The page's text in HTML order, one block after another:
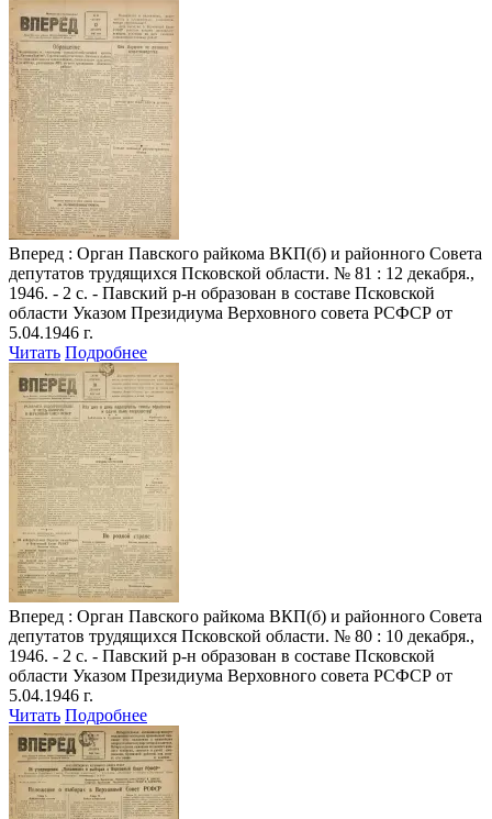
Вперед : Орган Павского райкома ВКП(б) и районного Совета
депутатов трудящихся Псковской области. № 81 : 12 декабря.,
1946. - 2 с. - Павский р-н образован в составе Псковской
области Указом Президиума Верховного совета РСФСР от
5.04.1946 г.
Читать Подробнее
Вперед : Орган Павского райкома ВКП(б) и районного Совета
депутатов трудящихся Псковской области. № 80 : 10 декабря.,
1946. - 2 с. - Павский р-н образован в составе Псковской
области Указом Президиума Верховного совета РСФСР от
5.04.1946 г.
Читать Подробнее